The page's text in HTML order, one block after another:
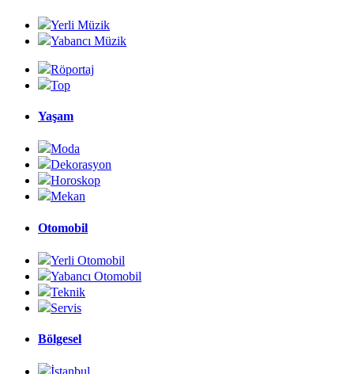
Yerli Müzik
Yabancı Müzik
Röportaj
Top
Yaşam
Moda
Dekorasyon
Horoskop
Mekan
Otomobil
Yerli Otomobil
Yabancı Otomobil
Teknik
Servis
Bölgesel